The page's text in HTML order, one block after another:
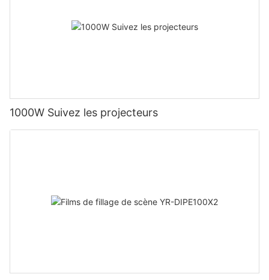
1000W Suivez les projecteurs